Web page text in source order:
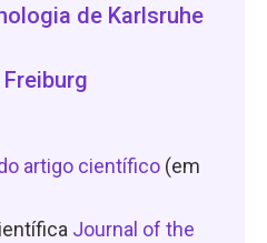
de Karlsruhe
artigo científico (em
Journal of the